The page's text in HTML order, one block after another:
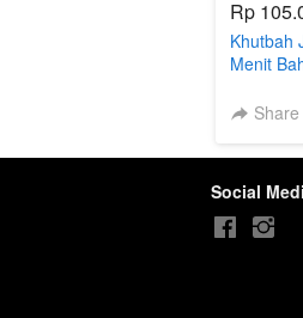
Rp
Khutbah
Menit
Share
Social